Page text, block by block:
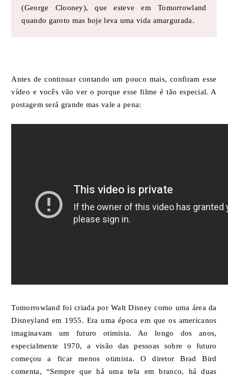
(George Clooney), que esteve em Tomorrowland
quando garoto mas hoje leva uma vida amargurada.
Antes de continuar contando um pouco mais, confiram esse
vídeo e vocês vão ver o porque esse filme é tão especial. A
postagem será grande mas vale a pena:
Tomorrowland foi criada por Walt Disney como uma área da
Disneyland em 1955. Era uma época em que os americanos
imaginavam um futuro otimista. Ao longo dos anos,
especialmente 1970, a visão das pessoas sobre o futuro
começou a ficar menos otimista. O diretor Brad Bird
comenta, “Sempre que há uma tela em branco, há duas